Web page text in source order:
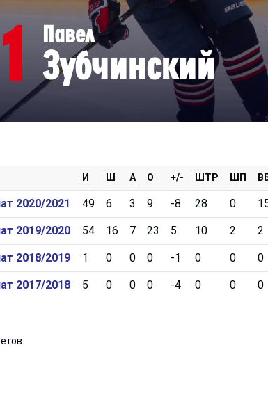
Тигры
Машина-Юниор
Карелия
МАХ
Красноярские Рыси
Ладья
Локо-76
МХК Молот
Сибирские Cнайперы
Спутник Ал
Павел
Зубчинский
И Ш А О +/- ШТР ШП
2020/2021 49 6 3 9 -8 28 0
2019/2020 54 16 7 23 5 10 2 2
2018/2019 1 0 0 0 -1 0 0 0
2017/2018 5 0 0 0 -4 0 0 0